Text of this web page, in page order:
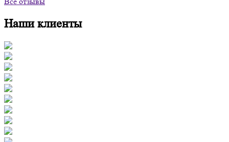
Наши клиенты